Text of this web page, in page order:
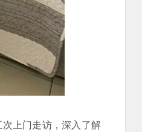
上门走访，深入了解